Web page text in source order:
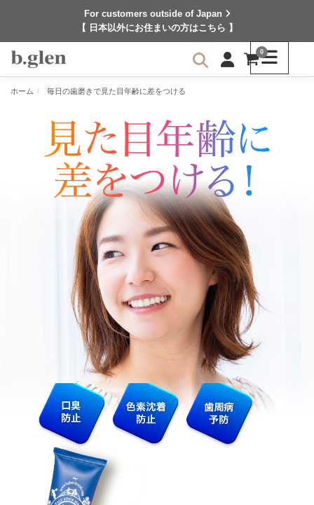
For customers outside of Japan
【 日本以外にお住まいの方はこちら 】
0
ホーム 毎日の歯磨きで見た目年齢に差をつける